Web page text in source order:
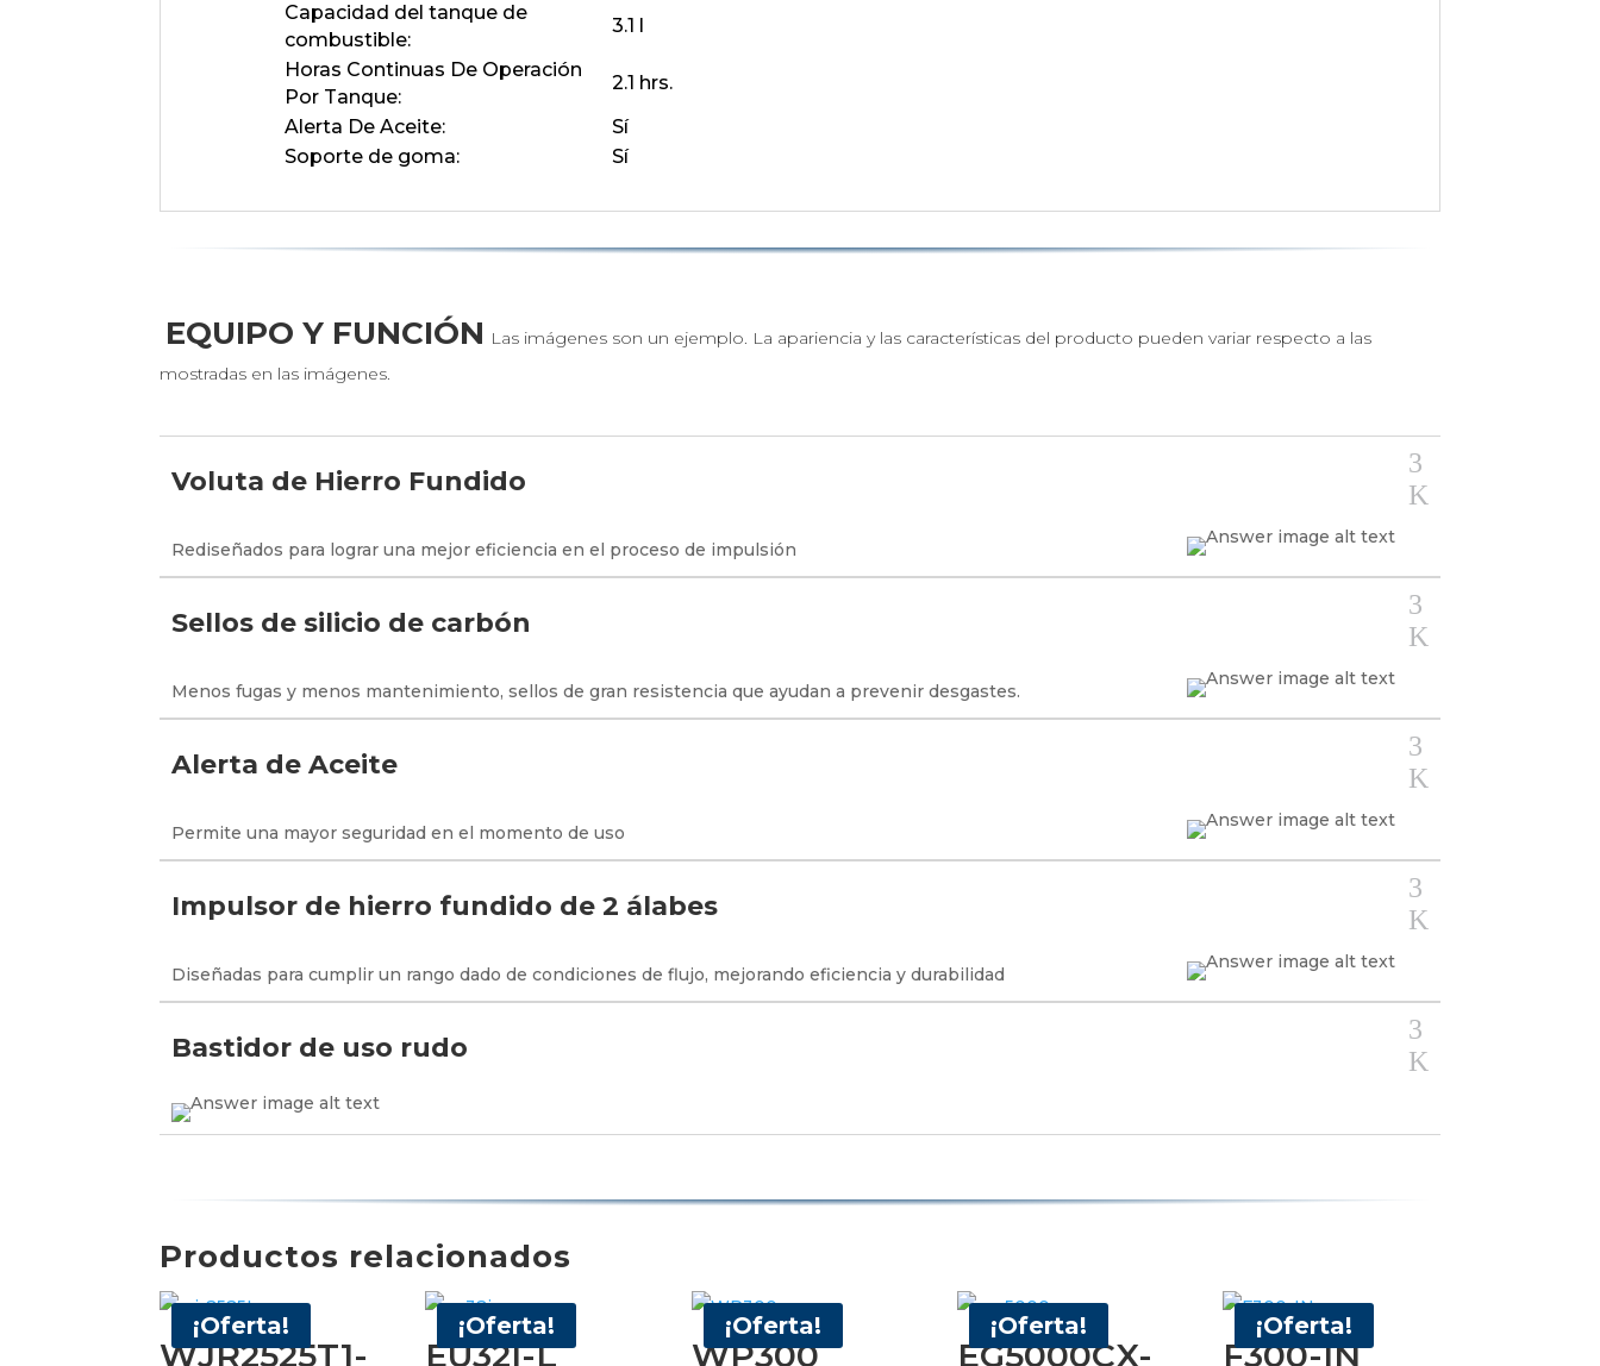
Capacidad del tanque de
combustible:
3.1 l
Horas Continuas De Operación
Por Tanque:
2.1 hrs.
Alerta De Aceite:
Sí
Soporte de goma:
Sí
EQUIPO Y FUNCIÓN Las imágenes son un ejemplo. La apariencia y las características del producto pueden variar respecto a las
mostradas en las imágenes.
Voluta de Hierro Fundido
3
K
Rediseñados para lograr una mejor eficiencia en el proceso de impulsión
Sellos de silicio de carbón
3
K
Menos fugas y menos mantenimiento, sellos de gran resistencia que ayudan a prevenir desgastes.
Alerta de Aceite
3
K
Permite una mayor seguridad en el momento de uso
Impulsor de hierro fundido de 2 álabes
3
K
Diseñadas para cumplir un rango dado de condiciones de flujo, mejorando eficiencia y durabilidad
Bastidor de uso rudo
3
K
Productos relacionados
¡Oferta!
WJR2525T1-
¡Oferta!
EU32I-L
¡Oferta!
WP300
¡Oferta!
EG5000CX-
¡Oferta!
F300-IN